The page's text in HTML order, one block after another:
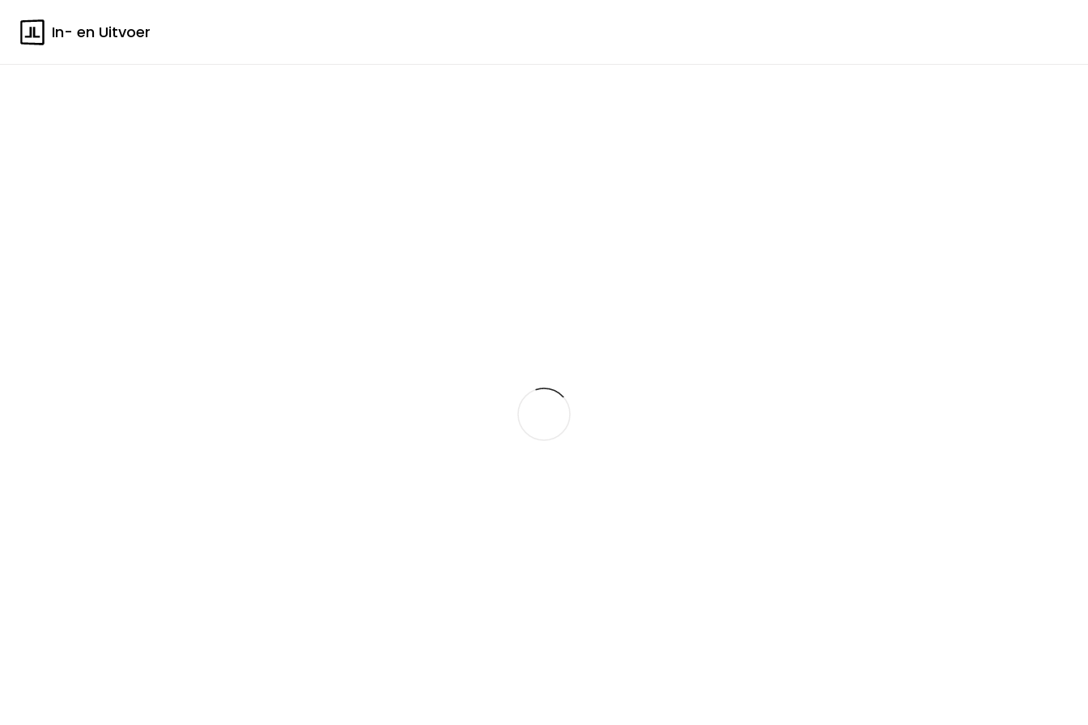
In- en Uitvoer